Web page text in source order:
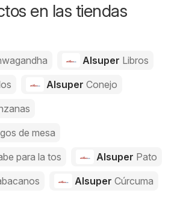
en las tiendas
Alsuper Libros
Alsuper Conejo
de mesa
para la tos Alsuper Pato
Alsuper Cúrcuma